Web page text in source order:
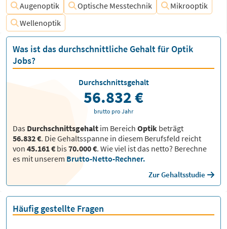
Augenoptik
Optische Messtechnik
Mikrooptik
Wellenoptik
Was ist das durchschnittliche Gehalt für Optik
Jobs?
Das Durchschnittsgehalt im Bereich Optik beträgt
56.832 €. Die Gehaltsspanne in diesem Berufsfeld reicht
von 45.161 € bis70.000 €. Wie viel ist das netto? Berechne
es mit unserem Brutto-Netto-Rechner.
Zur Gehaltsstudie
Durchschnittsgehalt
56.832 €
brutto pro Jahr
Häufig gestellte Fragen